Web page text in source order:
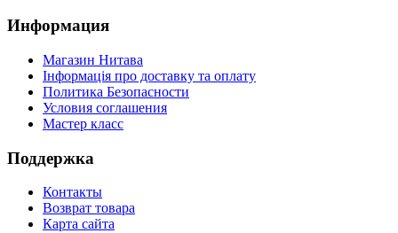
Информация
Магазин Нитава
Інформація про доставку та оплату
Политика Безопасности
Условия соглашения
Мастер класс
Поддержка
Контакты
Возврат товара
Карта сайта